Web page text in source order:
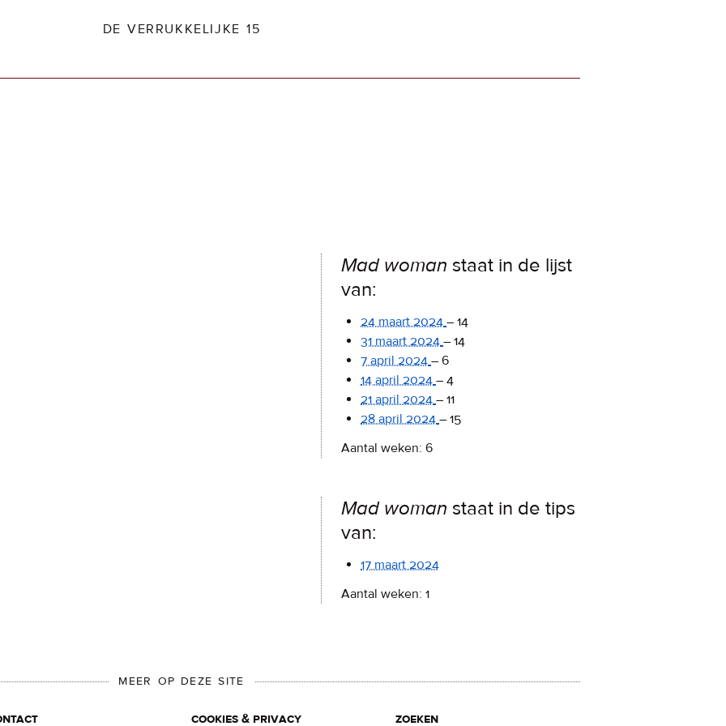
DE VERRUKKELIJKE 15
Mad woman staat in de lijst
van:
24 maart 2024 – 14
31 maart 2024 – 14
7 april 2024 – 6
14 april 2024 – 4
21 april 2024 – 11
28 april 2024 – 15
Aantal weken: 6
Mad woman staat in de tips
van:
17 maart 2024
Aantal weken: 1
MEER OP DEZE SITE
cookies & privacy zoeken